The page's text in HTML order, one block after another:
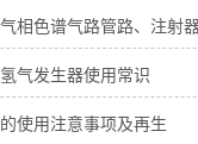
氢气发生器使用常识
的使用注意事项及再生